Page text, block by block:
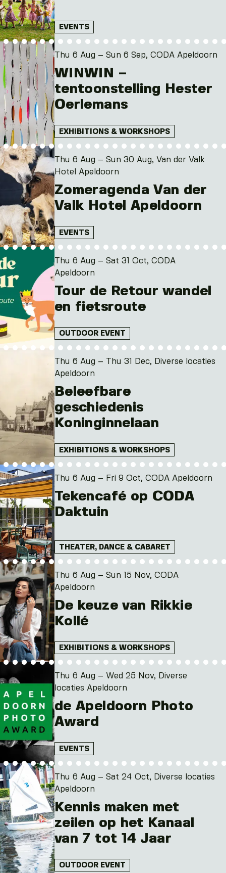
EVENTS
Thu 6 Aug – Sun 6 Sep, CODA Apeldoorn
WINWIN –
tentoonstelling Hester
Oerlemans
EXHIBITIONS & WORKSHOPS
Thu 6 Aug – Sun 30 Aug, Van der Valk
Hotel Apeldoorn
Zomeragenda Van der
Valk Hotel Apeldoorn
EVENTS
Thu 6 Aug – Sat 31 Oct, CODA
Apeldoorn
Tour de Retour wandel
en fietsroute
OUTDOOR EVENT
Thu 6 Aug – Thu 31 Dec, Diverse locaties
Apeldoorn
Beleefbare
geschiedenis
Koninginnelaan
EXHIBITIONS & WORKSHOPS
Thu 6 Aug – Fri 9 Oct, CODA Apeldoorn
Tekencafé op CODA
Daktuin
THEATER, DANCE & CABARET
Thu 6 Aug – Sun 15 Nov, CODA
Apeldoorn
De keuze van Rikkie
Kollé
EXHIBITIONS & WORKSHOPS
Thu 6 Aug – Wed 25 Nov, Diverse
locaties Apeldoorn
de Apeldoorn Photo
Award
EVENTS
Thu 6 Aug – Sat 24 Oct, Diverse locaties
Apeldoorn
Kennis maken met
zeilen op het Kanaal
van 7 tot 14 Jaar
OUTDOOR EVENT